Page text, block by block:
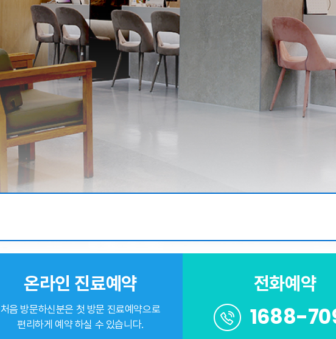
온라인 진료예약
처음 방문하신분은 첫 방문 진료예약으로
편리하게 예약 하실 수 있습니다.
전화예약
1688-